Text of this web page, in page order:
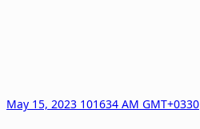
May 15, 2023 101634 AM GMT+0330